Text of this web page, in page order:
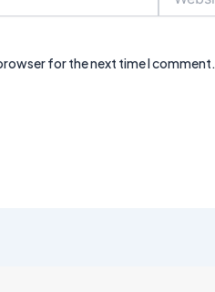
for the next time I comment.